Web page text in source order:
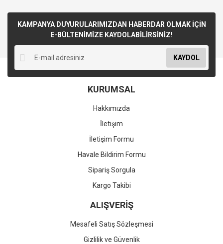
KAMPANYA DUYURULARIMIZDAN HABERDAR OLMAK İÇİN
E-BÜLTENİMİZE KAYDOLABİLİRSİNİZ!
KAYDOL
KURUMSAL
Hakkımızda
İletişim
İletişim Formu
Havale Bildirim Formu
Sipariş Sorgula
Kargo Takibi
ALIŞVERİŞ
Mesafeli Satış Sözleşmesi
Gizlilik ve Güvenlik